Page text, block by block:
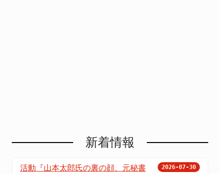
新着情報
活動『山本太郎氏の裏の顔、元秘書
2026-07-30